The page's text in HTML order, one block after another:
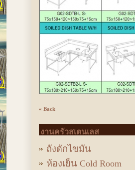
« Back
งานครัวสเตนเลส
ถังดักไขมัน
ห้องเย็น Cold Room